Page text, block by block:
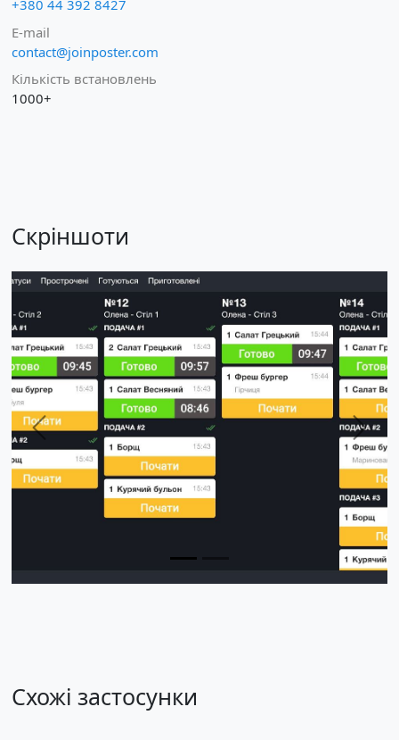
+380 44 392 8427
E-mail
contact@joinposter.com
Кількість встановлень
1000+
Скріншоти
Previous Next
Схожі застосунки